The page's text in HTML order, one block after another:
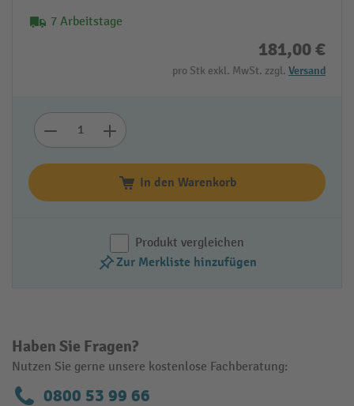
7 Arbeitstage
181,00 €
pro Stk exkl. MwSt. zzgl. Versand
In den Warenkorb
Produkt vergleichen
Zur Merkliste hinzufügen
Haben Sie Fragen?
Nutzen Sie gerne unsere kostenlose Fachberatung:
0800 53 99 66